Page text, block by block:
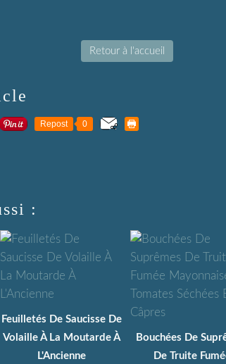
Retour à l'accueil
Repost 0
:
Feuilletés De Saucisse De
Volaille À La Moutarde À
L'Ancienne
Bouchées De
De Truite